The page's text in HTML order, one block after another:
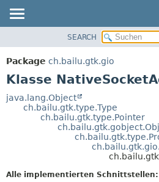
PACKAGE
KLASSE
VERALTET
SEARCH
Package ch.bailu.gtk.gio
Klasse
java.lang.Object
ch.bailu.gtk.type.Type
ch.bailu.gtk.type.Pointer
Alle implementierten Schnittstellen: